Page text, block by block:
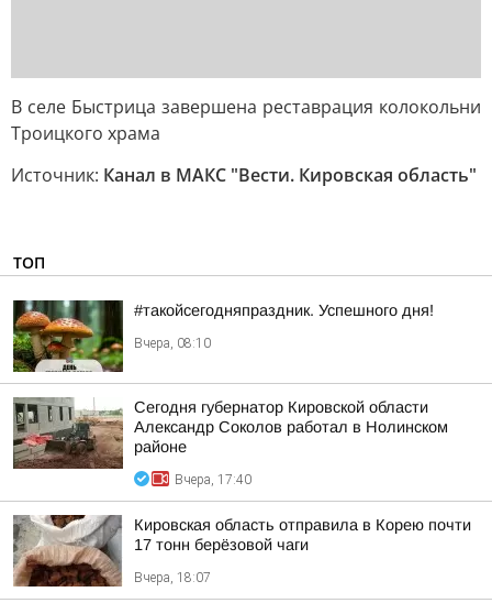
В селе Быстрица завершена реставрация колокольни
Троицкого храма
Источник: Канал в МАКС "Вести. Кировская область"
ТОП
#такойсегодняпраздник. Успешного дня!
Вчера, 08:10
Сегодня губернатор Кировской области
Александр Соколов работал в Нолинском
районе
Вчера, 17:40
Кировская область отправила в Корею почти
17 тонн берёзовой чаги
Вчера, 18:07